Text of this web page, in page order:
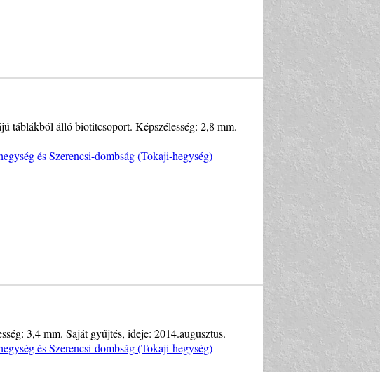
táblákból álló biotitcsoport. Képszélesség: 2,8 mm.
és Szerencsi-dombság (Tokaji-hegység)
3,4 mm. Saját gyűjtés, ideje: 2014.augusztus.
és Szerencsi-dombság (Tokaji-hegység)